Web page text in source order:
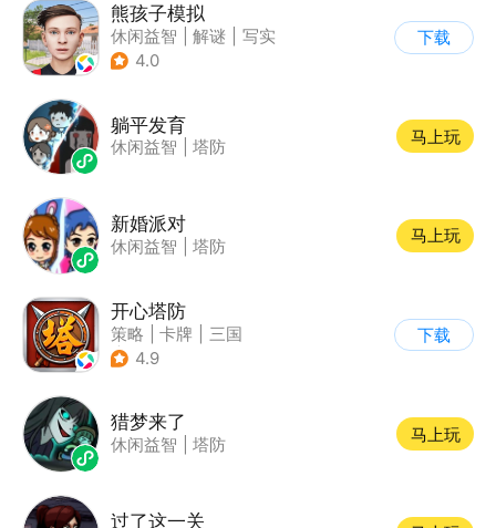
熊孩子模拟
休闲益智 解谜
写实
4.0
下载
躺平发育
休闲益智 塔防
马上玩
新婚派对
休闲益智 塔防
马上玩
开心塔防
策略 卡牌
三国
| 中国风
4.9
下载
猎梦来了
休闲益智 塔防
马上玩
过了这一关